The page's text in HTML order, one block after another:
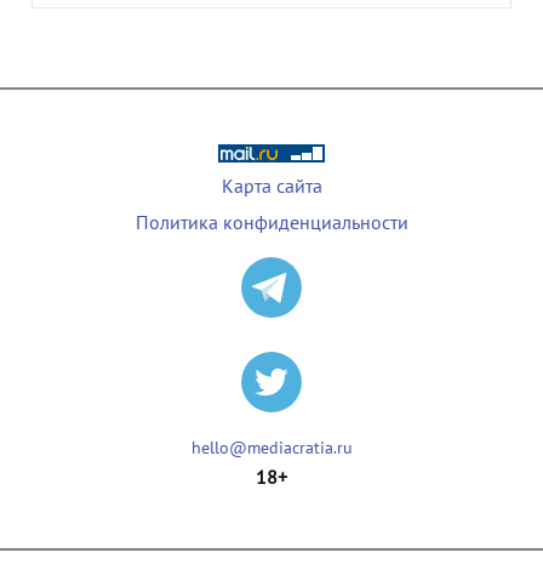
Карта сайта
Политика конфиденциальности
hello@mediacratia.ru
18+